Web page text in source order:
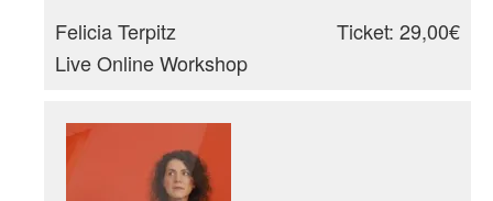
Felicia Terpitz
Live Online Workshop
Ticket: 29,00€